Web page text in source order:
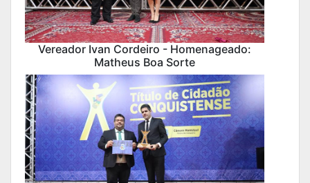
Vereador Ivan Cordeiro - Homenageado:
Matheus Boa Sorte